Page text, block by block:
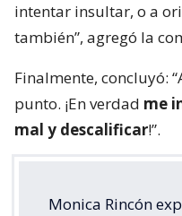
intentar insultar, o a
también”, agregó la
Finalmente, concluyó:
punto. ¡En verdad me
mal y descalificar!”.
Monica Rincón